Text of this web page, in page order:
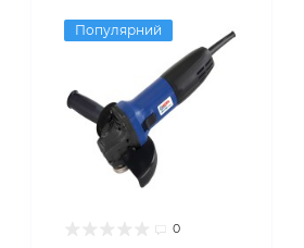
Популярний
0